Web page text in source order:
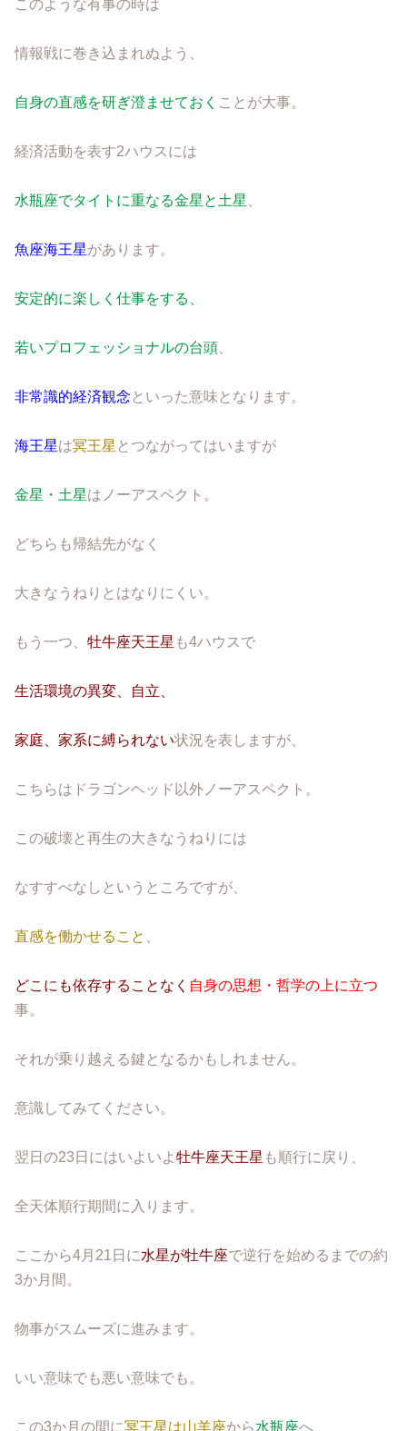
このような有事の時は
情報戦に巻き込まれぬよう、
自身の直感を研ぎ澄ませておく ことが大事。
経済活動を表す2ハウスには
水瓶座でタイトに重なる金星と土星 、
魚座海王星があります。
安定的に楽しく仕事をする、
若いプロフェッショナルの台頭、
非常識的経済観念 といった意味となります。
海王星は冥王星 とつながってはいますが
金星・土星はノーアスペクト。
どちらも帰結先がなく
大きなうねりとはなりにくい。
もう一つ、 牡牛座天王星 も4ハウスで
生活環境の異変、自立、
家庭、家系に縛られない状況を表しますが、
こちらはドラゴンヘッド以外ノーアスペクト。
この破壊と再生の大きなうねりには
なすすべなしというところですが、
直感を働かせること 、
どこにも依存することなく 自身の思想・哲学の上に立つ
事。
それが乗り越える鍵となるかもしれません。
意識してみてください。
翌日の23日にはいよいよ牡牛座天王星 も順行に戻り、
全天体順行期間に入ります。
ここから4月21日に水星が牡牛座で逆行を始めるまでの約
3か月間。
物事がスムーズに進みます。
いい意味でも悪い意味でも。
この3か月の間に冥王星は山羊座から水瓶座へ、